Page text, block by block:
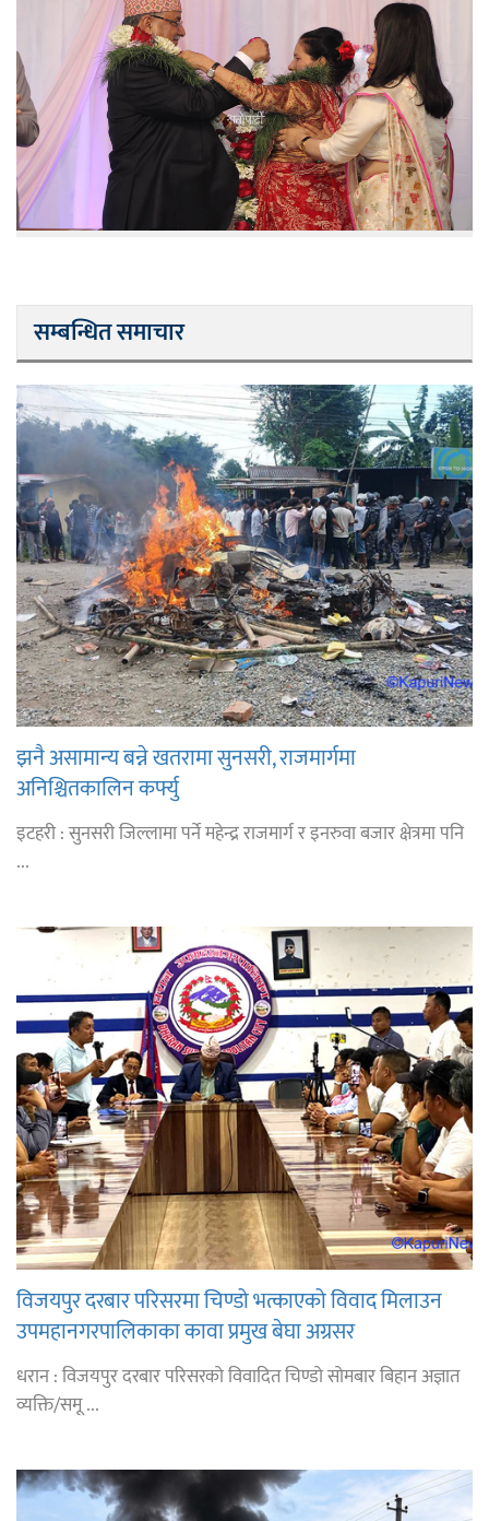
सम्बन्धित समाचार
झनै असामान्य बन्ने खतरामा सुनसरी, राजमार्गमा
अनिश्चितकालिन कर्फ्यु
इटहरी : सुनसरी जिल्लामा पर्ने महेन्द्र राजमार्ग र इनरुवा बजार क्षेत्रमा पनि
...
विजयपुर दरबार परिसरमा चिण्डो भत्काएको विवाद मिलाउन
उपमहानगरपालिकाका कावा प्रमुख बेघा अग्रसर
धरान : विजयपुर दरबार परिसरको विवादित चिण्डो सोमबार बिहान अज्ञात
व्यक्ति/समू ...